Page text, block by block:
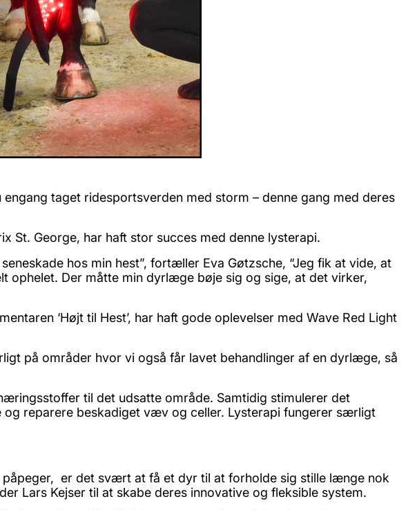
taget ridesportsverden med storm – denne gang med deres
St. George, har haft stor succes med denne lysterapi.
hos min hest”, fortæller Eva Gøtzsche, “Jeg fik at vide, at
ophelet. Der måtte min dyrlæge bøje sig og sige, at det virker,
‘Højt til Hest’, har haft gode oplevelser med Wave Red Light
på områder hvor vi også får lavet behandlinger af en dyrlæge, så
til det udsatte område. Samtidig stimulerer det
reparere beskadiget væv og celler. Lysterapi fungerer særligt
er det svært at få et dyr til at forholde sig stille længe nok
Lars Kejser til at skabe deres innovative og fleksible system.